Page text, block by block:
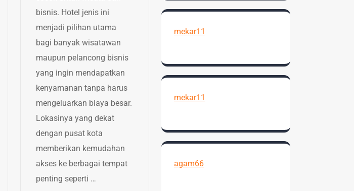
bisnis. Hotel jenis ini
menjadi pilihan utama
bagi banyak wisatawan
maupun pelancong bisnis
yang ingin mendapatkan
kenyamanan tanpa harus
mengeluarkan biaya besar.
Lokasinya yang dekat
dengan pusat kota
memberikan kemudahan
akses ke berbagai tempat
penting seperti …
mekar11
mekar11
agam66